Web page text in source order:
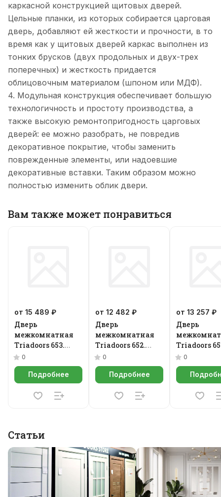
каркасной конструкцией щитовых дверей.
Цельные планки, из которых собирается царговая
дверь, добавляют ей жесткости и прочности, в то
время как у щитовых дверей каркас выполнен из
тонких брусков (двух продольных и двух-трех
поперечных) и жесткость придается
облицовочным материалом (шпоном или МДФ).
4. Модульная конструкция обеспечивает большую
технологичность и простоту производства, а
также высокую ремонтопригодность царговых
дверей: ее можно разобрать, не повредив
декоративное покрытие, чтобы заменить
поврежденные элементы, или надоевшие
декоративные вставки. Таким образом можно
полностью изменить облик двери.
Вам также может понравиться
от 15 489 ₽
Дверь
межкомнатная
Triadoors 653.
Future
0
Подробнее
от 12 482 ₽
Дверь
межкомнатная
Triadoors 652.
Future
0
Подробнее
от 13 257 ₽
Дверь
Triadoors
Future
0
Статьи